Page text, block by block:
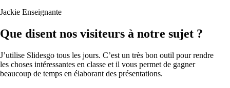
Jackie Enseignante
Que disent nos visiteurs à notre sujet ?
J’utilise Slidesgo tous les jours. C’est un très bon outil pour rendre
les choses intéressantes en classe et il vous permet de gagner
beaucoup de temps en élaborant des présentations.